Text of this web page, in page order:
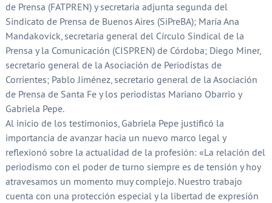
de Prensa (FATPREN) y secretaria adjunta segunda del
Sindicato de Prensa de Buenos Aires (SiPreBA); María Ana
Mandakovick, secretaria general del Círculo Sindical de la
Prensa y la Comunicación (CISPREN) de Córdoba; Diego Miner,
secretario general de la Asociación de Periodistas de
Corrientes; Pablo Jiménez, secretario general de la Asociación
de Prensa de Santa Fe y los periodistas Mariano Obarrio y
Gabriela Pepe.
Al inicio de los testimonios, Gabriela Pepe justificó la
importancia de avanzar hacia un nuevo marco legal y
reflexionó sobre la actualidad de la profesión: «La relación del
periodismo con el poder de turno siempre es de tensión y hoy
atravesamos un momento muy complejo. Nuestro trabajo
cuenta con una protección especial y la libertad de expresión